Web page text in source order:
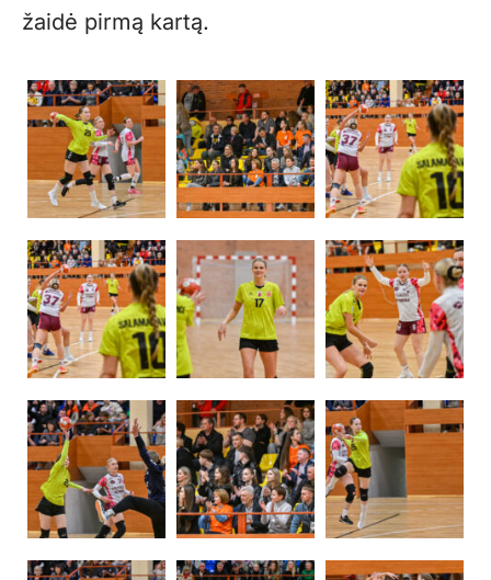
žaidė pirmą kartą.